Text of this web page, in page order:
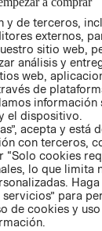
y de terceros,
externos,
sitio web,
análisis y
web,
de
información
el dispositivo.
acepta y está
con terceros,
cookies
lo que limita
para
de cookies y